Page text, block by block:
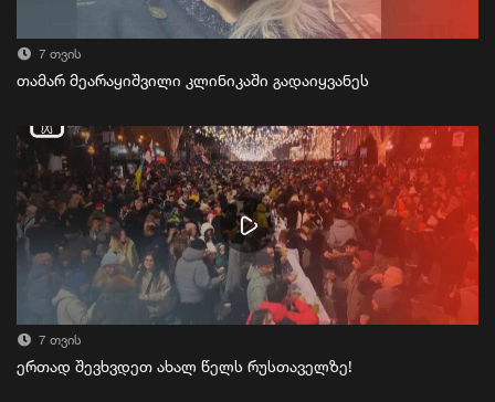
7 თვის
თამარ მეარაყიშვილი კლინიკაში გადაიყვანეს
7 თვის
ერთად შევხვდეთ ახალ წელს რუსთაველზე!